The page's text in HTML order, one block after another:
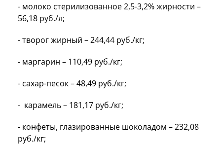
- молоко стерилизованное 2,5-3,2% жирности –
56,18 руб./л;
- творог жирный – 244,44 руб./кг;
- маргарин – 110,49 руб./кг;
- сахар-песок – 48,49 руб./кг;
- карамель – 181,17 руб./кг;
- конфеты, глазированные шоколадом – 232,08
руб./кг;